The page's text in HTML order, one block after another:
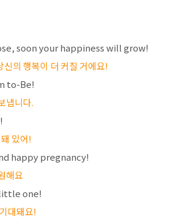
soon your happiness will grow!
의 행복이 더 커질 거에요!
to-Be!
냅니다.
있어!
happy pregnancy!
해요
one!
대돼요!